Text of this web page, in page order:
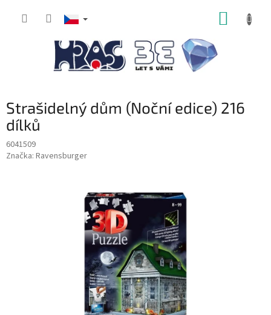
Strašidelný dům (Noční edice) 216
dílků
6041509
Značka: Ravensburger